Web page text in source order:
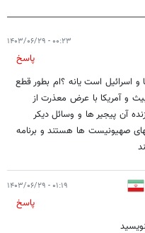
۰۰:۲۳ - ۱۴۰۳/۰۶/۲۹
پاسخ
اسرائيل است يانه ؟ام بطور قطع
و آمريكا با عرض معذرت از
آن پيجير ها و وسائل ديكر
صهيونيست ها هستند و برنامه
۰۱:۱۹ - ۱۴۰۳/۰۶/۲۹
پاسخ